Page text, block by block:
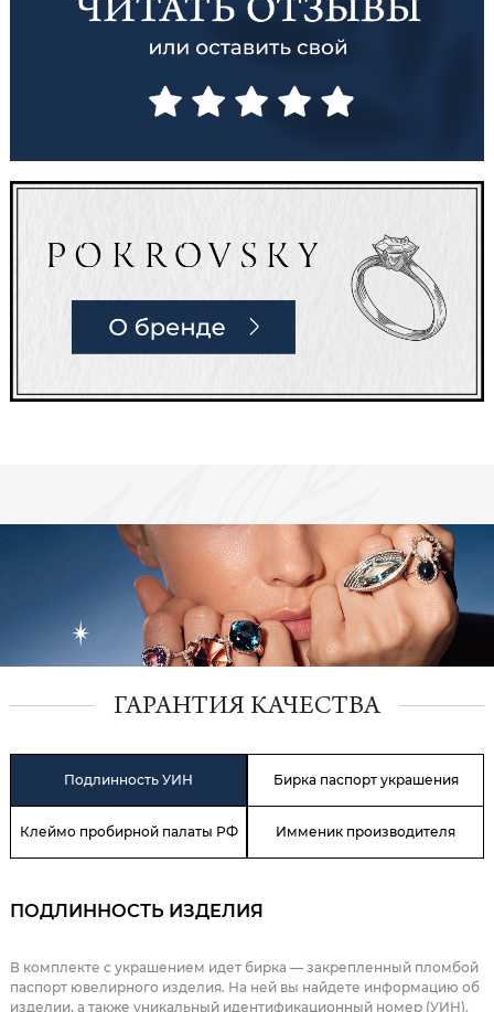
ГАРАНТИЯ КАЧЕСТВА
Подлинность УИН Бирка паспорт украшения
Клеймо пробирной палаты РФ Имменик производителя
ПОДЛИННОСТЬ ИЗДЕЛИЯ
В комплекте с украшением идет бирка — закрепленный пломбой
паспорт ювелирного изделия. На ней вы найдете информацию об
изделии, а также уникальный идентификационный номер (УИН).